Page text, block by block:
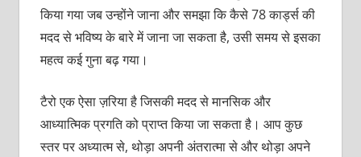
किया गया जब उन्होंने जाना और समझा कि कैसे 78 कार्ड्स की
मदद से भविष्य के बारे में जाना जा सकता है, उसी समय से इसका
महत्व कई गुना बढ़ गया।
टैरो एक ऐसा ज़रिया है जिसकी मदद से मानसिक और
आध्यात्मिक प्रगति को प्राप्‍त किया जा सकता है। आप कुछ
स्‍तर पर अध्‍यात्‍म से, थोड़ा अपनी अंतरात्मा से और थोड़ा अपने